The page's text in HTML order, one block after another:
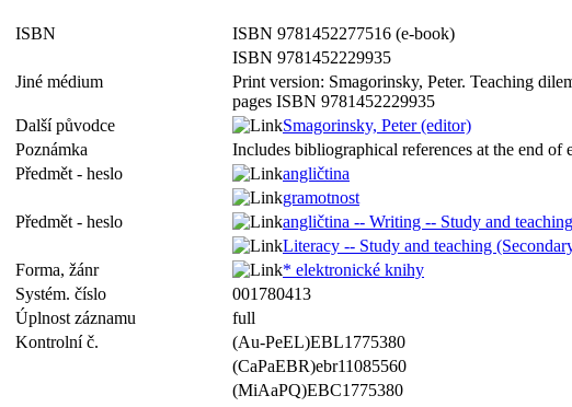
ISBN
ISBN 9781452277516 (e-book)
ISBN 9781452229935
Jiné médium
Print version: Smagorinsky, Peter. Teaching
pages ISBN 9781452229935
Další původce
Smagorinsky, Peter (editor)
Poznámka
Includes bibliographical references at the end of
Předmět - heslo
angličtina
gramotnost
Předmět - heslo
angličtina -- Writing -- Study and
Literacy -- Study and teaching
Forma, žánr
* elektronické knihy
Systém. číslo
001780413
Úplnost záznamu
full
Kontrolní č.
(Au-PeEL)EBL1775380
(CaPaEBR)ebr11085560
(MiAaPQ)EBC1775380